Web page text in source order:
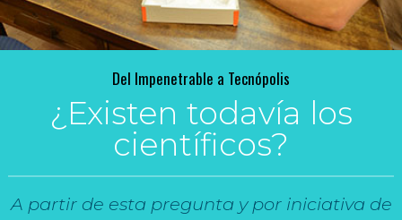
Del Impenetrable a Tecnópolis
¿Existen todavía los
científicos?
A partir de esta pregunta y por iniciativa de